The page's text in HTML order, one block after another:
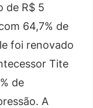
de R$ 5
64,7% de
foi renovado
Tite
de
A